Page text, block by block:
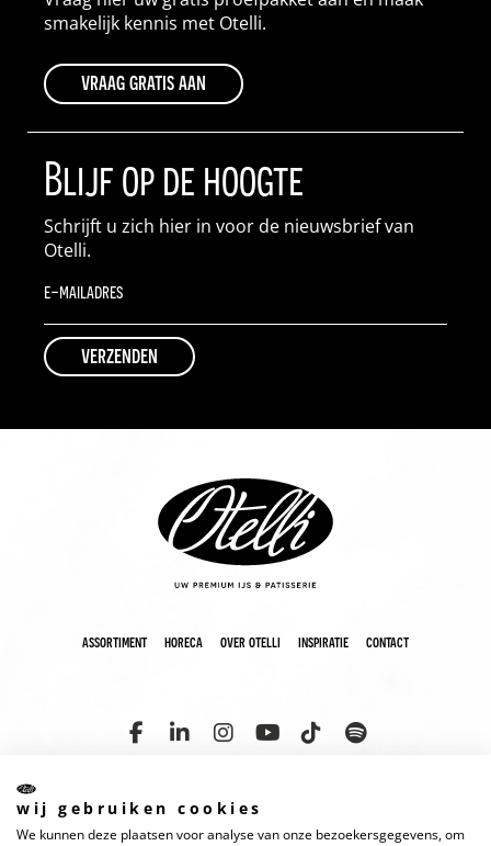
smakelijk kennis met Otelli.
vraag gratis aan
Blijf op de hoogte
Schrijft u zich hier in voor de nieuwsbrief van
Otelli.
assortiment horeca over otelli inspiratie contact
wij gebruiken cookies
We kunnen deze plaatsen voor analyse van onze bezoekersgegevens, om